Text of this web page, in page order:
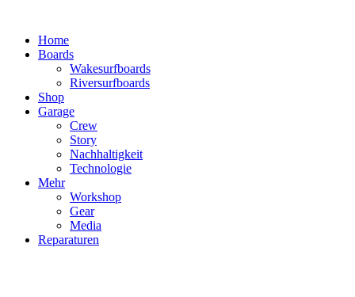
wechselnHome
Boards
Wakesurfboards
Riversurfboards
Shop
Garage
Crew
Story
Nachhaltigkeit
Technologie
Mehr
Workshop
Gear
Media
Reparaturen